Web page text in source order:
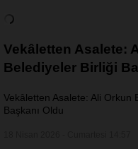
Vekâletten Asalete:
Belediyeler Birliği
Vekâletten Asalete: Ali Orkun
Başkanı Oldu